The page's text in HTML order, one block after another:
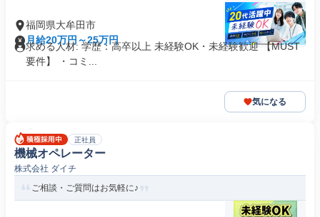
福岡県大牟田市
月給20万円～25万円
求める人材: 学歴：高卒以上 未経験OK・未経験歓迎 【MUST
要件】 ・コミ...
気になる
正社員
機械オペレーター
株式会社 ダイチ
ご相談・ご質問はお気軽に♪